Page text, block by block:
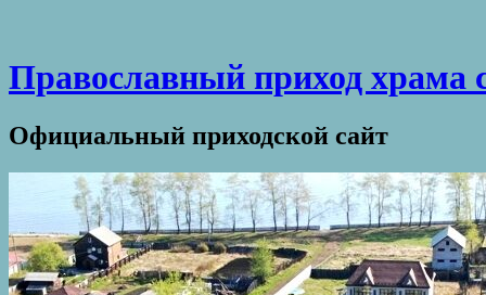
Православный приход храма
Официальный приходской сайт